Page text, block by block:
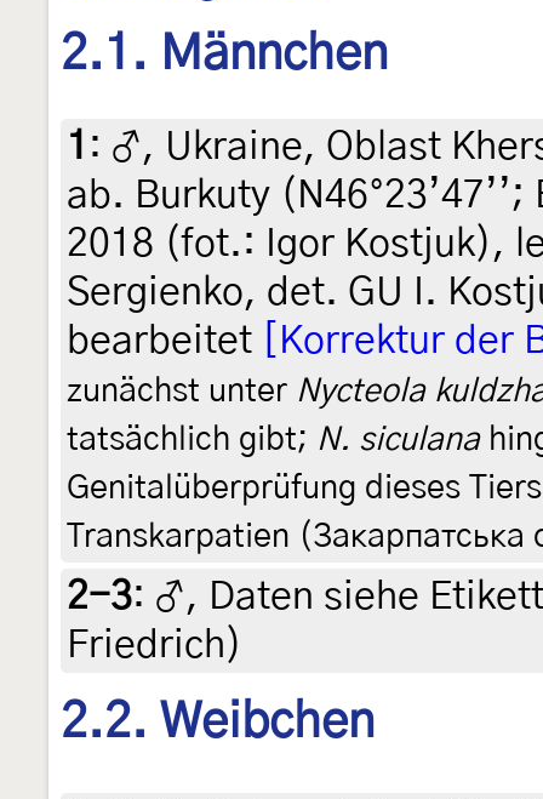
2.1. Männchen
1 : ♂, Ukraine, Oblast
ab. Burkuty
2018 (fot.: Igor Kostjuk),
Sergienko, det. GU I.
bearbeitet
[Korrektur der
zunächst unter Nycteola
tatsächlich gibt; N. siculana
Genitalüberprüfung dieses
Transkarpatien
2-3: ♂, Daten siehe
Friedrich)
2.2. Weibchen